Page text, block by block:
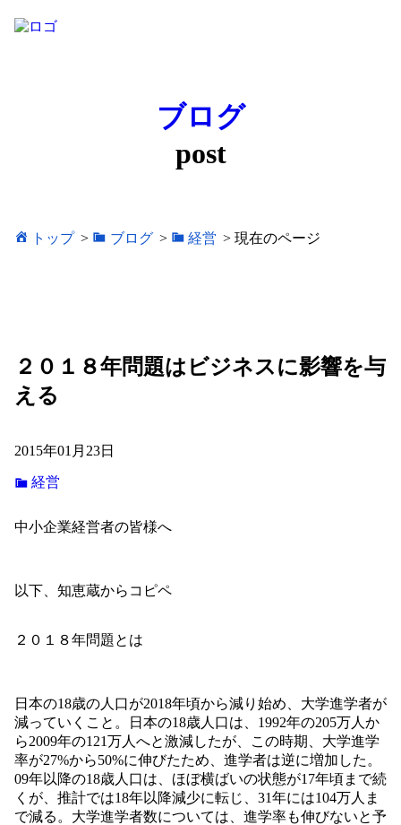
ブログ
post
トップ > ブログ > 経営 >現在のページ
２０１８年問題はビジネスに影響を与
える
2015年01月23日
経営
中小企業経営者の皆様へ
以下、知恵蔵からコピペ
２０１８年問題とは
日本の18歳の人口が2018年頃から減り始め、大学進学者が
減っていくこと。日本の18歳人口は、1992年の205万人か
ら2009年の121万人へと激減したが、この時期、大学進学
率が27%から50%に伸びたため、進学者は逆に増加した。
09年以降の18歳人口は、ほぼ横ばいの状態が17年頃まで続
くが、推計では18年以降減少に転じ、31年には104万人ま
で減る。大学進学者数については、進学率も伸びないと予